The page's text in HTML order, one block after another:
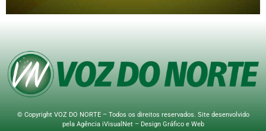
© Copyright VOZ DO NORTE – Todos os direitos reservados. Site desenvolvido
pela Agência iVisualNet – Design Gráfico e Web